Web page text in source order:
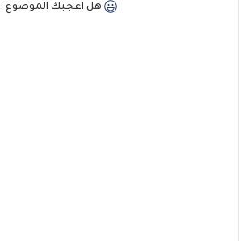
هل اعجبك الموضوع :